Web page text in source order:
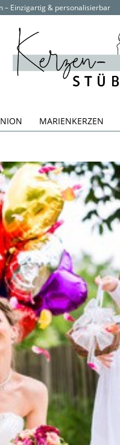
– Einzigartig & personalisierbar
MARIENKERZEN